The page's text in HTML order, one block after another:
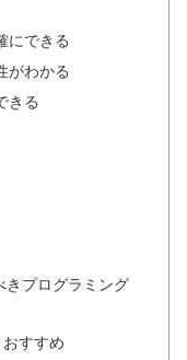
にできる
がわかる
きる
きプログラミング
すすめ